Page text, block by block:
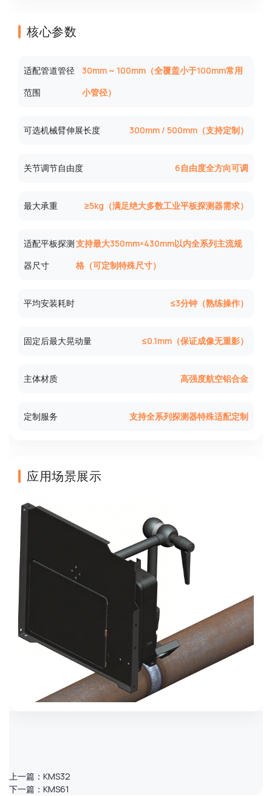
核心参数
适配管道管径
范围
30mm ~ 100mm（全覆盖小于100mm常用
小管径）
可选机械臂伸展长度 300mm / 500mm（支持定制）
关节调节自由度 6自由度全方向可调
最大承重 ≥5kg（满足绝大多数工业平板探测器需求）
适配平板探测
器尺寸
支持最大350mm×430mm以内全系列主流规
格（可定制特殊尺寸）
平均安装耗时 ≤3分钟（熟练操作）
固定后最大晃动量 ≤0.1mm（保证成像无重影）
主体材质 高强度航空铝合金
定制服务 支持全系列探测器特殊适配定制
应用场景展示
上一篇： KMS32
下一篇： KMS61